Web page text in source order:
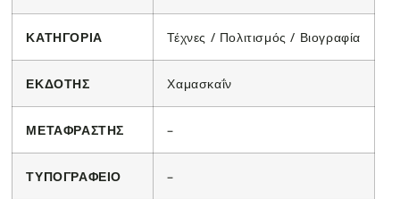
ΚΑΤΗΓΟΡΙΑ Τέχνες / Πολιτισμός / Βιογραφία
ΕΚΔΟΤΗΣ Χαμασκαΐν
ΜΕΤΑΦΡΑΣΤΗΣ –
ΤΥΠΟΓΡΑΦΕΙΟ –